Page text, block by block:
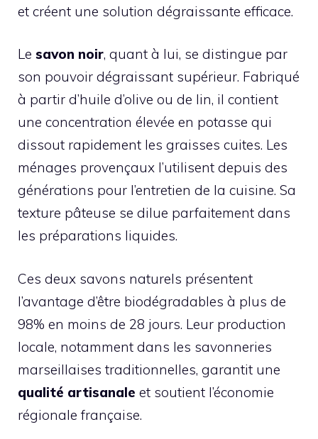
et créent une solution dégraissante efficace.
Le savon noir, quant à lui, se distingue par
son pouvoir dégraissant supérieur. Fabriqué
à partir d’huile d’olive ou de lin, il contient
une concentration élevée en potasse qui
dissout rapidement les graisses cuites. Les
ménages provençaux l’utilisent depuis des
générations pour l’entretien de la cuisine. Sa
texture pâteuse se dilue parfaitement dans
les préparations liquides.
Ces deux savons naturels présentent
l’avantage d’être biodégradables à plus de
98% en moins de 28 jours. Leur production
locale, notamment dans les savonneries
marseillaises traditionnelles, garantit une
qualité artisanale et soutient l’économie
régionale française.